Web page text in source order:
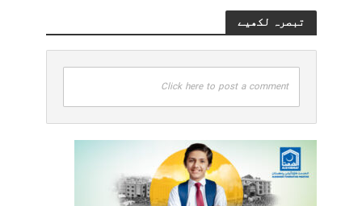
تبصرہ لکھیے
Click here to post a comment